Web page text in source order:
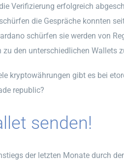
Verifizierung erfolgreich
die Gespräche konnten
schürfen sie werden von
den unterschiedlichen Wallets
kryptowährungen gibt es bei
republic?
senden!
der letzten Monate durch